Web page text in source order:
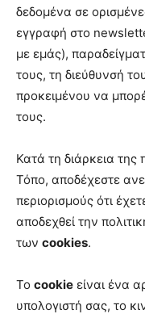
δεδομένα σε
εγγραφή στο
με εμάς),
τους, τη διεύθυνσή
προκειμένου να
τους.
Κατά τη διάρκεια
Τόπο, αποδέχεστε
περιορισμούς ότι
αποδεχθεί την
των cookies.
Το cookie είναι ένα
υπολογιστή σας, το